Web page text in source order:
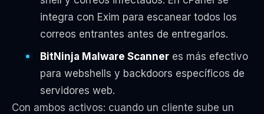
integra con Exim para escanear todos los
correos entrantes antes de entregarlos.
BitNinja Malware Scanneres más efectivo
para webshells y backdoors específicos de
servidores web.
Con ambos activos: cuando un cliente sube un